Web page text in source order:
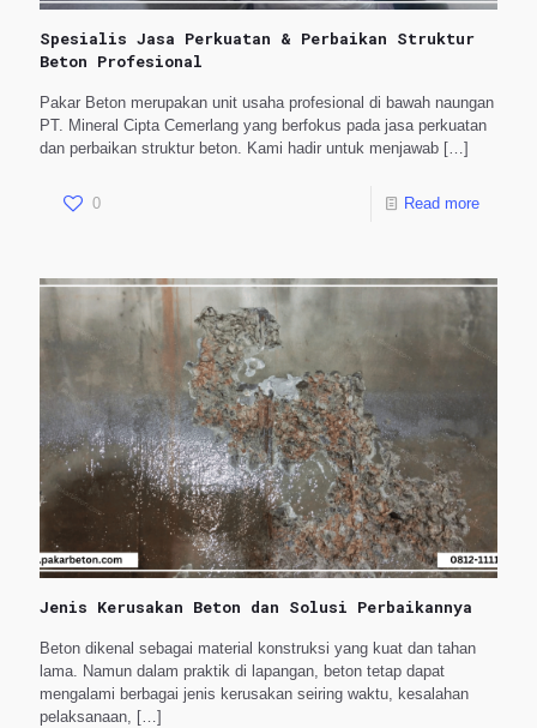
Spesialis Jasa Perkuatan & Perbaikan Struktur
Beton Profesional
Pakar Beton merupakan unit usaha profesional di bawah naungan
PT. Mineral Cipta Cemerlang yang berfokus pada jasa perkuatan
dan perbaikan struktur beton. Kami hadir untuk menjawab […]
0 Read more
Jenis Kerusakan Beton dan Solusi Perbaikannya
Beton dikenal sebagai material konstruksi yang kuat dan tahan
lama. Namun dalam praktik di lapangan, beton tetap dapat
mengalami berbagai jenis kerusakan seiring waktu, kesalahan
pelaksanaan, […]